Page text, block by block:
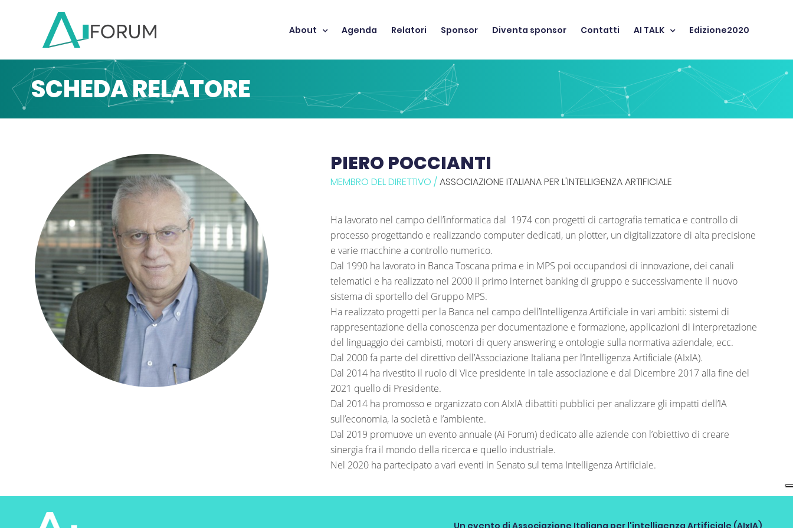
About Agenda Relatori Sponsor Diventa sponsor Contatti AI TALK Edizione2020
SCHEDA RELATORE
PIERO POCCIANTI
MEMBRO DEL DIRETTIVO /ASSOCIAZIONE ITALIANA PER L'INTELLIGENZA ARTIFICIALE
Ha lavorato nel campo dell’informatica dal 1974 con progetti di cartografia tematica e controllo di
processo progettando e realizzando computer dedicati, un plotter, un digitalizzatore di alta precisione
e varie macchine a controllo numerico.
Dal 1990 ha lavorato in Banca Toscana prima e in MPS poi occupandosi di innovazione, dei canali
telematici e ha realizzato nel 2000 il primo internet banking di gruppo e successivamente il nuovo
sistema di sportello del Gruppo MPS.
Ha realizzato progetti per la Banca nel campo dell’Intelligenza Artificiale in vari ambiti: sistemi di
rappresentazione della conoscenza per documentazione e formazione, applicazioni di interpretazione
del linguaggio dei cambisti, motori di query answering e ontologie sulla normativa aziendale, ecc.
Dal 2000 fa parte del direttivo dell’Associazione Italiana per l’Intelligenza Artificiale (AIxIA).
Dal 2014 ha rivestito il ruolo di Vice presidente in tale associazione e dal Dicembre 2017 alla fine del
2021 quello di Presidente.
Dal 2014 ha promosso e organizzato con AIxIA dibattiti pubblici per analizzare gli impatti dell’IA
sull’economia, la società e l’ambiente.
Dal 2019 promuove un evento annuale (Ai Forum) dedicato alle aziende con l’obiettivo di creare
sinergia fra il mondo della ricerca e quello industriale.
Nel 2020 ha partecipato a vari eventi in Senato sul tema Intelligenza Artificiale.
Un evento di Associazione Italiana per l'intelligenza Artificiale (AIxIA)